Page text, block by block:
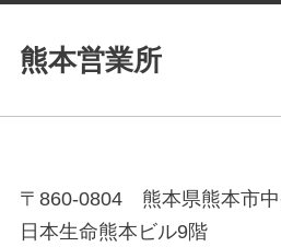
熊本営業所
〒860-0804 熊本県熊本市
日本生命熊本ビル9階